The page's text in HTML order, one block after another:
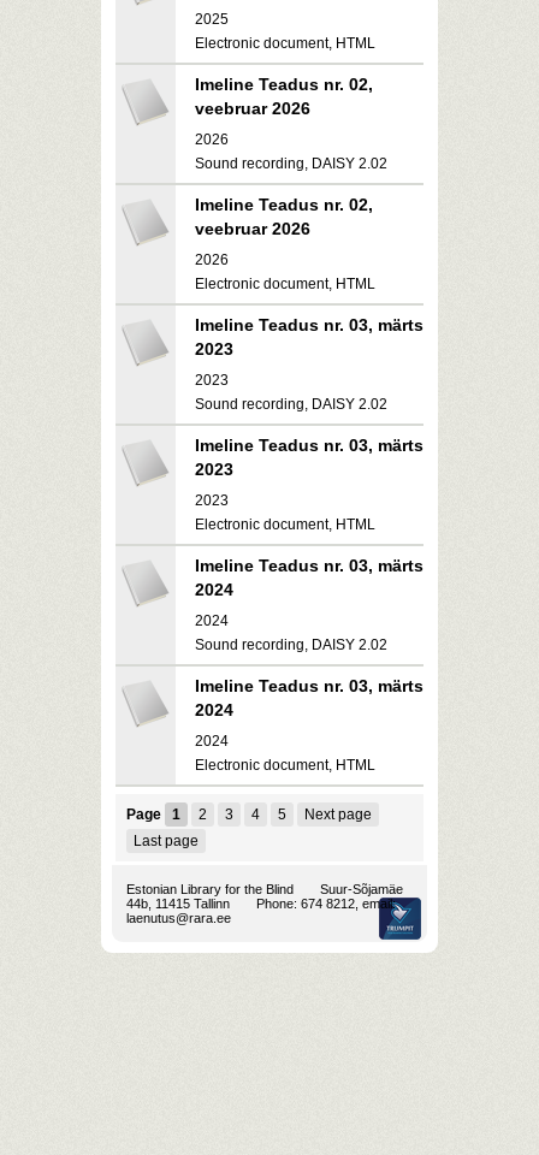
2025
Electronic document, HTML
Imeline Teadus nr. 02,
veebruar 2026
2026
Sound recording, DAISY 2.02
Imeline Teadus nr. 02,
veebruar 2026
2026
Electronic document, HTML
Imeline Teadus nr. 03, märts
2023
2023
Sound recording, DAISY 2.02
Imeline Teadus nr. 03, märts
2023
2023
Electronic document, HTML
Imeline Teadus nr. 03, märts
2024
2024
Sound recording, DAISY 2.02
Imeline Teadus nr. 03, märts
2024
2024
Electronic document, HTML
Page 1 2 3 4 5
Next page
Last page
Estonian Library for the Blind
Suur-Sõjamäe
44b, 11415 Tallinn
Phone: 674 8212, email:
laenutus@rara.ee